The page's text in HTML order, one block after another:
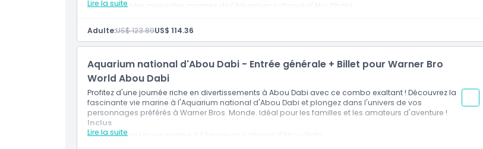
Lire la suite
Explorez les merveilles marines de l'Aquarium national d'Abu Dhabi.
Un mélange d'aventure et de découverte pour tous les âges.
Adulte:US$ 123.89US$ 114.36
Aquarium national d'Abou Dabi - Entrée générale + Billet pour Warner Bro
World Abou Dabi
Profitez d'une journée riche en divertissements à Abou Dabi avec ce combo exaltant ! Découvrez la
fascinante vie marine à l'Aquarium national d'Abou Dabi et plongez dans l'univers de vos
personnages préférés à Warner Bros. Monde. Idéal pour les familles et les amateurs d'aventure !
Lire la suite
Inclus
Découvrez la vie marine à l'Aquarium national d'Abou Dabi.